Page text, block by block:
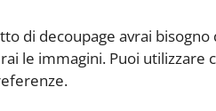
di decoupage avrai
le immagini. Puoi